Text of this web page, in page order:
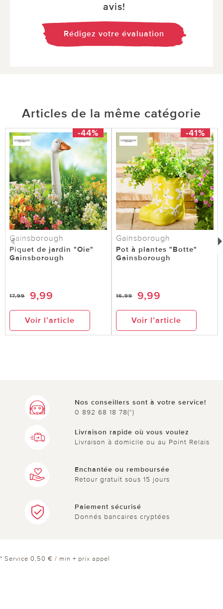
avis!
Rédigez votre évaluation
Articles de la même catégorie
-44%
Gainsborough
Piquet de jardin "Oie"
Gainsborough
17,99 9,99
Voir l’article
-41%
Gainsborough
Pot à plantes "Botte"
Gainsborough
16,99 9,99
Voir l’article
Nos conseillers sont à votre service!
0 892 68 18 78(*)
Livraison rapide où vous voulez
Livraison à domicile ou au Point Relais
Enchantée ou remboursée
Retour gratuit sous 15 jours
Paiement sécurisé
Donnés bancaires cryptées
* Service 0,50 € / min + prix appel